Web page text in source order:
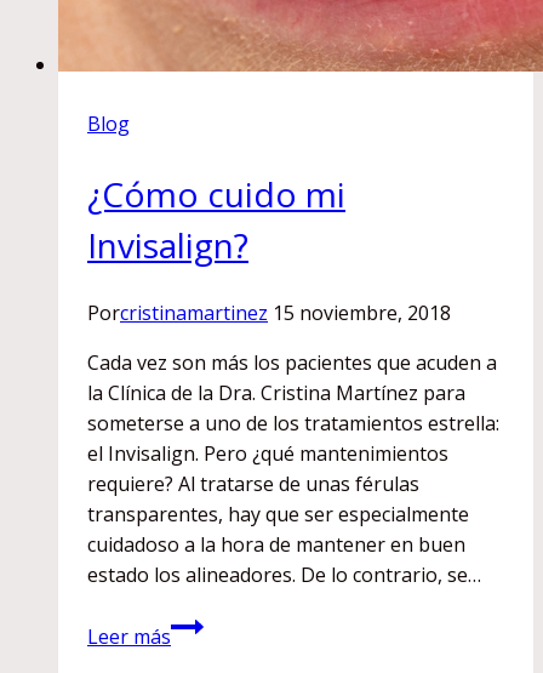
Blog
¿Cómo cuido mi
Invisalign?
Porcristinamartinez 15 noviembre, 2018
Cada vez son más los pacientes que acuden a
la Clínica de la Dra. Cristina Martínez para
someterse a uno de los tratamientos estrella:
el Invisalign. Pero ¿qué mantenimientos
requiere? Al tratarse de unas férulas
transparentes, hay que ser especialmente
cuidadoso a la hora de mantener en buen
estado los alineadores. De lo contrario, se…
Leer más¿Cómo
cuido